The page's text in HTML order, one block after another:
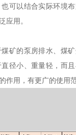
可以结合实际环境
应用。
矿的泵房排水、煤
径小、重量轻，而
作用，有更广的使用范